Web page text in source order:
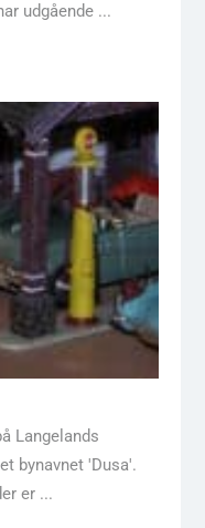
udgående ...
Langelands
bynavnet 'Dusa'.
er ...